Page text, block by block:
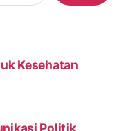
Kesehatan
Politik